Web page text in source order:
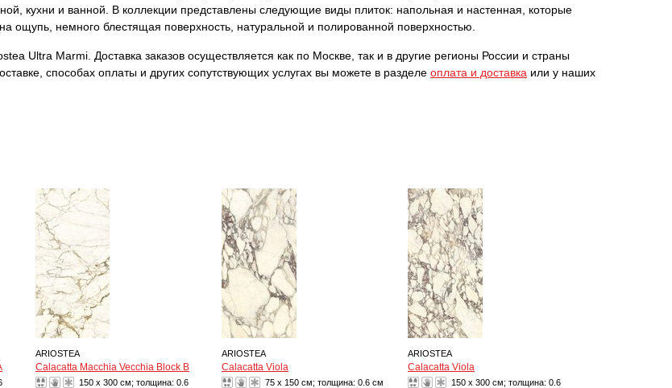
кухни и ванной. В коллекции представлены следующие виды плиток: напольная и настенная, которые
ощупь, немного блестящая поверхность, натуральной и полированной поверхностью.
Ultra Marmi. Доставка заказов осуществляется как по Москве, так и в другие регионы России и страны
способах оплаты и других сопутствующих услугах вы можете в разделе оплата и доставка или у наших
ARIOSTEA
Calacatta Macchia Vecchia Block B
150 x 300 см; толщина: 0.6
ARIOSTEA
Calacatta Viola
75 x 150 см; толщина: 0.6 см
ARIOSTEA
Calacatta Viola
150 x 300 см; толщина: 0.6